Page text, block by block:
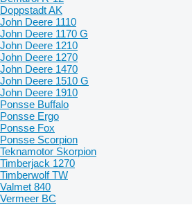
Doppstadt AK
John Deere 1110
John Deere 1170 G
John Deere 1210
John Deere 1270
John Deere 1470
John Deere 1510 G
John Deere 1910
Ponsse Buffalo
Ponsse Ergo
Ponsse Fox
Ponsse Scorpion
Teknamotor Skorpion
Timberjack 1270
Timberwolf TW
Valmet 840
Vermeer BC